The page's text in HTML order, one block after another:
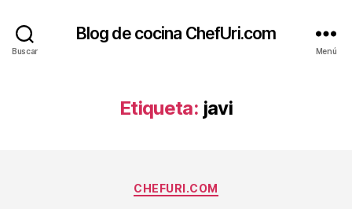
Buscar
Blog de cocina ChefUri.com
Menú
Etiqueta: javi
Categorías
CHEFURI.COM